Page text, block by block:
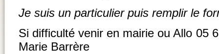
Je suis un particulier puis remplir le
Si difficulté venir en mairie ou Allo 05
Marie Barrère